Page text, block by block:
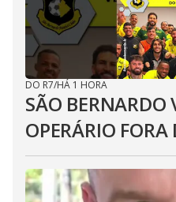
DO R7/HÁ 1 HORA
SÃO BERNARDO
OPERÁRIO FORA